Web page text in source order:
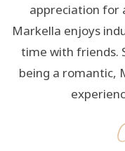
appreciation for
Markella enjoys
time with friends.
being a romantic,